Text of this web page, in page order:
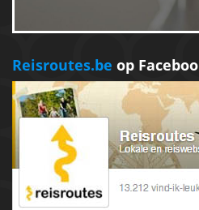
Reisroutes.be op